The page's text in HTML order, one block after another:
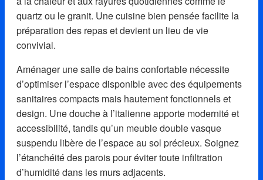
quartz ou le granit. Une cuisine bien pensée facilite la
préparation des repas et devient un lieu de vie
convivial.
Aménager une salle de bains confortable nécessite
d’optimiser l’espace disponible avec des équipements
sanitaires compacts mais hautement fonctionnels et
design. Une douche à l’italienne apporte modernité et
accessibilité, tandis qu’un meuble double vasque
suspendu libère de l’espace au sol précieux. Soignez
l’étanchéité des parois pour éviter toute infiltration
d’humidité dans les murs adjacents.